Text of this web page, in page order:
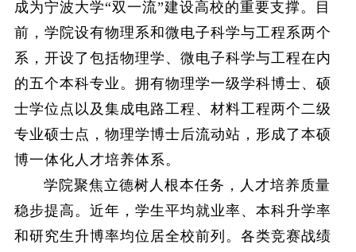
成为宁波大学“双一流”建设高校的重要支撑。目
前，学院设有物理系和微电子科学与工程系两个
系，开设了包括物理学、微电子科学与工程在内
的五个本科专业。拥有物理学一级学科博士、硕
士学位点以及集成电路工程、材料工程两个二级
专业硕士点，物理学博士后流动站，形成了本硕
博一体化人才培养体系。
学院聚焦立德树人根本任务，人才培养质量
稳步提高。近年，学生平均就业率、本科升学率
和研究生升博率均位居全校前列。各类竞赛战绩